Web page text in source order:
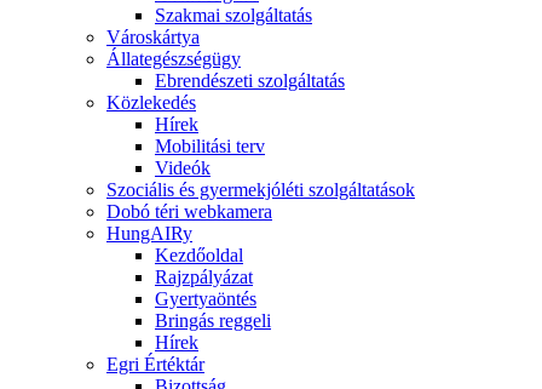
Szakmai szolgáltatás
Városkártya
Állategészségügy
Ebrendészeti szolgáltatás
Közlekedés
Hírek
Mobilitási terv
Videók
Szociális és gyermekjóléti szolgáltatások
Dobó téri webkamera
HungAIRy
Kezdőoldal
Rajzpályázat
Gyertyaöntés
Bringás reggeli
Hírek
Egri Értéktár